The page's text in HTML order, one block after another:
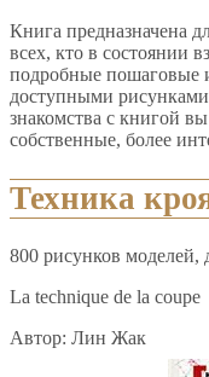
Книга предназначена
всех, кто в состоянии
подробные пошаговые
доступными
знакомства с книгой
собственные, более
Техника
800 рисунков моделей,
La technique de la coupe
Автор: Лин Жак